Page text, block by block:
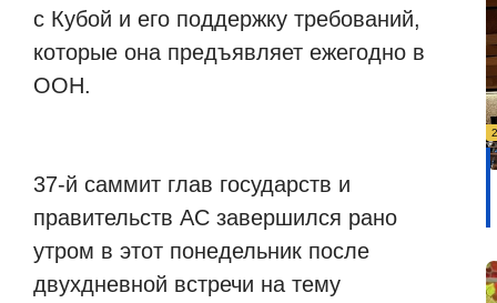
с Кубой и его поддержку требований,
которые она предъявляет ежегодно в
ООН.
37-й саммит глав государств и
правительств АС завершился рано
утром в этот понедельник после
двухдневной встречи на тему